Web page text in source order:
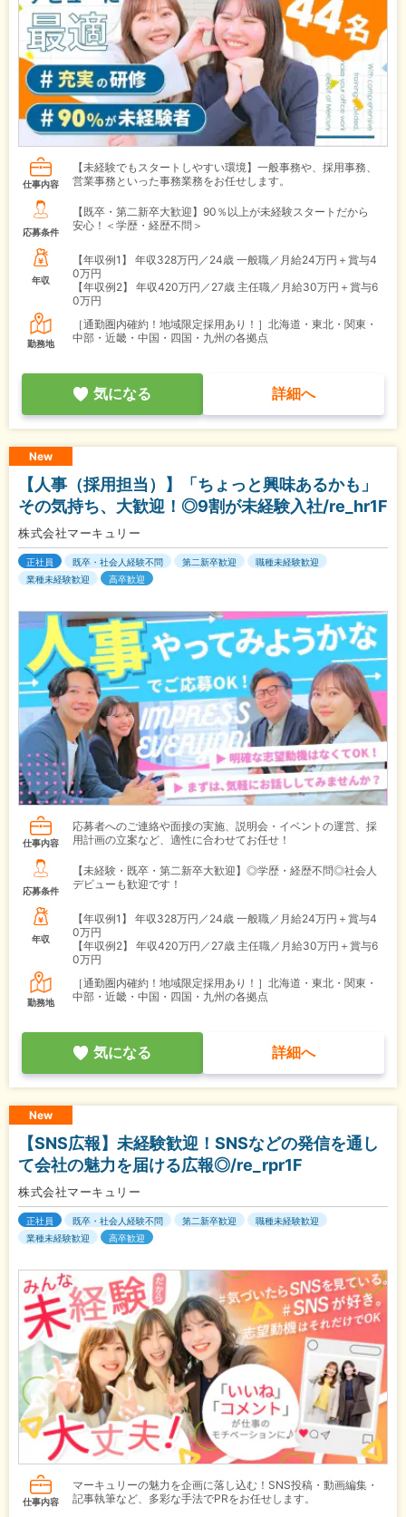
仕事内容
【未経験でもスタートしやすい環境】一般事務や、採用事務、
営業事務といった事務業務をお任せします。
応募条件
【既卒・第二新卒大歓迎】90％以上が未経験スタートだから
安心！＜学歴・経歴不問＞
年収
【年収例1】
年収328万円／24歳 一般職／月給24万円＋賞与4
0万円
【年収例2】
年収420万円／27歳 主任職／月給30万円＋賞与6
0万円
勤務地
［通勤圏内確約！地域限定採用あり！］北海道・東北・関東・
中部・近畿・中国・四国・九州の各拠点
気になる 詳細へ
New
【人事（採用担当）】「ちょっと興味あるかも」
その気持ち、大歓迎！◎9割が未経験入社/re_hr1F
株式会社マーキュリー
正社員 既卒・社会人経験不問 第二新卒歓迎
職種未経験歓迎
業種未経験歓迎
高卒歓迎
仕事内容
応募者へのご連絡や面接の実施、説明会・イベントの運営、採
用計画の立案など、適性に合わせてお任せ！
応募条件
【未経験・既卒・第二新卒大歓迎】◎学歴・経歴不問◎社会人
デビューも歓迎です！
年収
【年収例1】
年収328万円／24歳 一般職／月給24万円＋賞与4
0万円
【年収例2】
年収420万円／27歳 主任職／月給30万円＋賞与6
0万円
勤務地
［通勤圏内確約！地域限定採用あり！］北海道・東北・関東・
中部・近畿・中国・四国・九州の各拠点
気になる 詳細へ
New
【SNS広報】未経験歓迎！SNSなどの発信を通し
て会社の魅力を届ける広報◎/re_rpr1F
株式会社マーキュリー
正社員 既卒・社会人経験不問 第二新卒歓迎
職種未経験歓迎
業種未経験歓迎
高卒歓迎
仕事内容
マーキュリーの魅力を企画に落し込む！SNS投稿・動画編集・
記事執筆など、多彩な手法でPRをお任せします。